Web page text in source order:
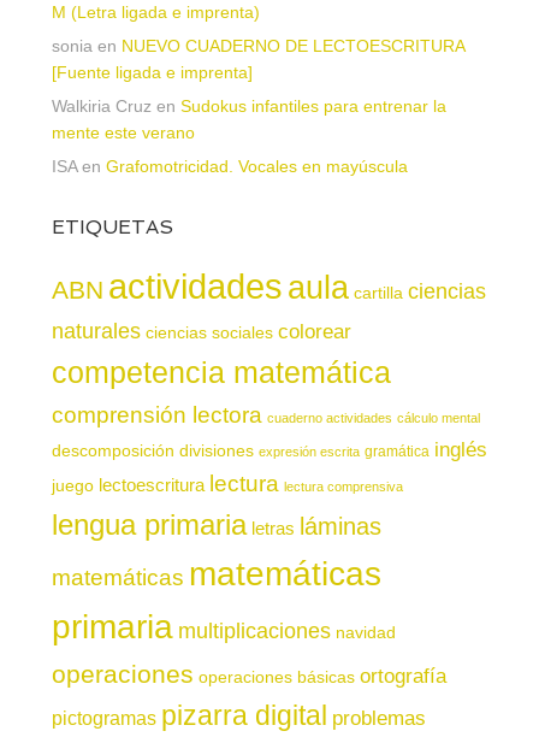
M (Letra ligada e imprenta)
sonia en NUEVO CUADERNO DE LECTOESCRITURA
[Fuente ligada e imprenta]
Walkiria Cruz en Sudokus infantiles para entrenar la
mente este verano
ISAen Grafomotricidad. Vocales en mayúscula
ETIQUETAS
ABN actividadesaula cartilla ciencias
naturales ciencias sociales colorear
competencia matemática
comprensión lectora cuaderno actividades cálculo mental
descomposición divisiones expresión escrita gramática inglés
juego lectoescritura lectura lectura comprensiva
lengua primaria letras láminas
matemáticas matemáticas
primaria multiplicaciones navidad
operaciones operaciones básicas ortografía
pictogramas pizarra digital problemas